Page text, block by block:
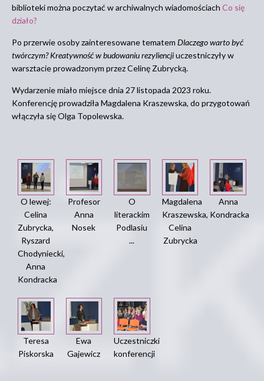
biblioteki można poczytać w archiwalnych wiadomościach Co się
działo?
Po przerwie osoby zainteresowane tematem Dlaczego warto być
twórczym? Kreatywność w budowaniu rezyliencjiuczestniczyły w
warsztacie prowadzonym przez Celinę Zubrycką.
Wydarzenie miało miejsce dnia 27 listopada 2023 roku.
Konferencję prowadziła Magdalena Kraszewska, do przygotowań
włączyła się Olga Topolewska.
O lewej:
Celina
Zubrycka,
Ryszard
Chodyniecki,
Anna
Kondracka
Profesor
Anna
Nosek
O
literackim
Podlasiu
...
Magdalena
Kraszewska,
Celina
Zubrycka
Anna
Kondracka
Teresa
Piskorska
Ewa
Gajewicz
Uczestniczki
konferencji